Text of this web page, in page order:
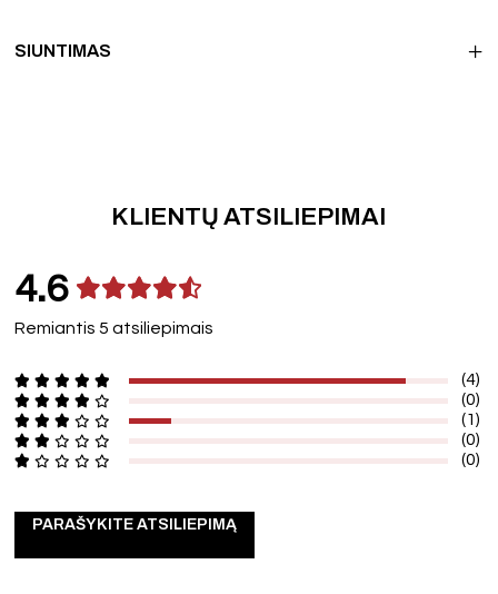
SIUNTIMAS
KLIENTŲ ATSILIEPIMAI
4.6
Remiantis 5 atsiliepimais
(4)
(0)
(1)
(0)
(0)
PARAŠYKITE ATSILIEPIMĄ